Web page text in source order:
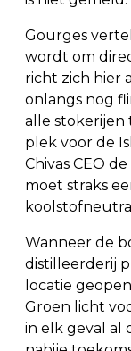
Gourges
wordt om
richt zich hier
onlangs nog
alle stokerijen
plek voor de
Chivas CEO
moet straks
Wanneer de
distilleerderij
locatie
Groen licht
in elk geval al